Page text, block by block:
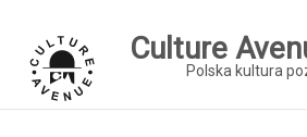
content
Culture
Polska kultura